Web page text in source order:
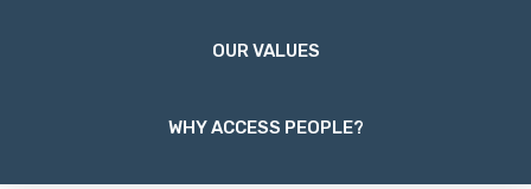
OUR VALUES
WHY ACCESS PEOPLE?